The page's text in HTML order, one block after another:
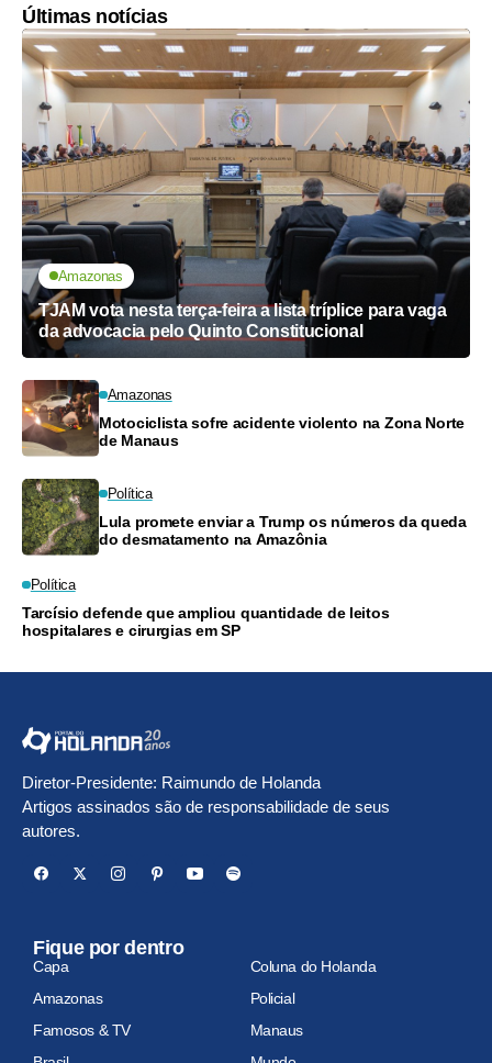
Últimas notícias
Amazonas
TJAM vota nesta terça-feira a lista tríplice para vaga
da advocacia pelo Quinto Constitucional
Amazonas
Motociclista sofre acidente violento na Zona Norte
de Manaus
Política
Lula promete enviar a Trump os números da queda
do desmatamento na Amazônia
Política
Tarcísio defende que ampliou quantidade de leitos
hospitalares e cirurgias em SP
Diretor-Presidente: Raimundo de Holanda
Artigos assinados são de responsabilidade de seus
autores.
Fique por dentro
Capa
Coluna do Holanda
Amazonas
Policial
Famosos & TV
Manaus